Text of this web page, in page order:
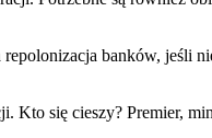
banków, jeśli
Kto się cieszy? Premier,